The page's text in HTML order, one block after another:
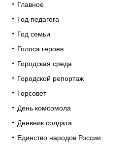
Главное
Год педагога
Год семьи
Голоса героев
Городская среда
Городской репортаж
Горсовет
День комсомола
Дневник солдата
Единство народов России